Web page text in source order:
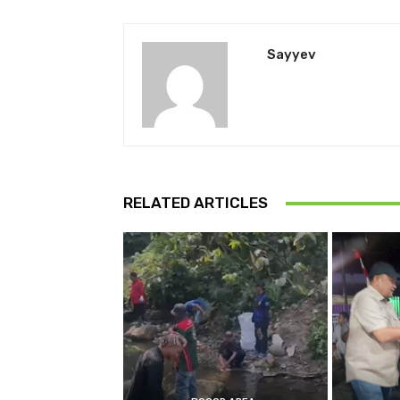
Sayyev
RELATED ARTICLES